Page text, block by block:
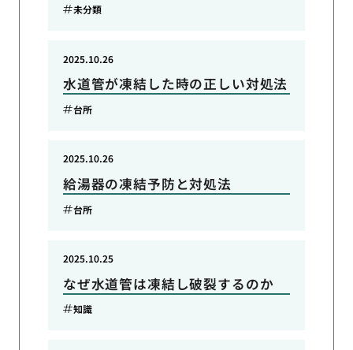
未分類
水道管が凍結した時の正しい対処法
2025.10.26
台所
給湯器の凍結予防と対処法
2025.10.26
台所
なぜ水道管は凍結し破裂するのか
2025.10.25
知識